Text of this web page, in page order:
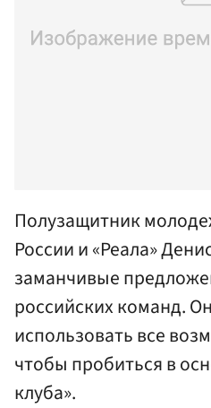
Полузащитник
России и «Реала»
заманчивые
российских команд.
использовать все
чтобы пробиться в
клуба».